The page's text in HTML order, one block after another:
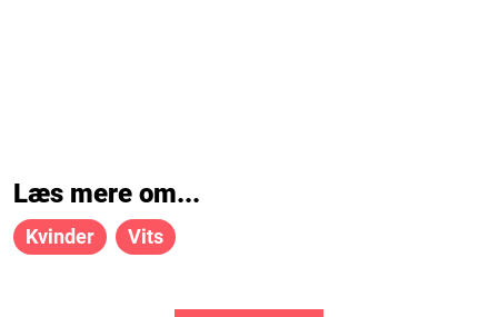
Læs mere om...
Kvinder Vits